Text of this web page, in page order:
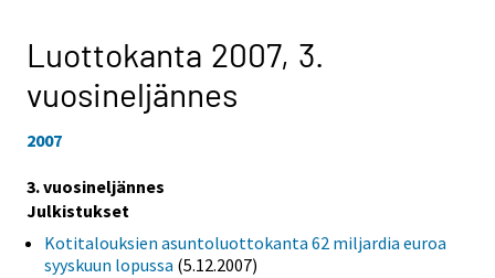
Luottokanta 2007, 3.
vuosineljännes
2007
3. vuosineljännes
Julkistukset
Kotitalouksien asuntoluottokanta 62 miljardia euroa
syyskuun lopussa (5.12.2007)